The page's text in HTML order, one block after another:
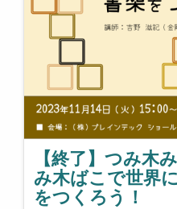
【終了】つみ木
み木ばこで世界
をつくろう！